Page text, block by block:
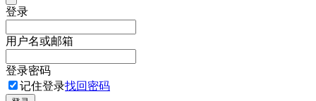
登录
用户名或邮箱
登录密码
记住登录找回密码